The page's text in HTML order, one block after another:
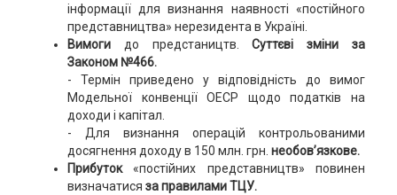
інформації для визнання наявності «постійного
представництва» нерезидента в Україні.
Вимогидо предстаництв.Суттєві зміни за
Законом №466.
- Термін приведено у відповідність до вимог
Модельної конвенції ОЕСР щодо податків на
доходи і капітал.
- Для визнання операцій контрольованими
досягнення доходу в 150 млн. грн. необов’язкове.
Прибуток«постійних представництв» повинен
визначатися за правилами ТЦУ.